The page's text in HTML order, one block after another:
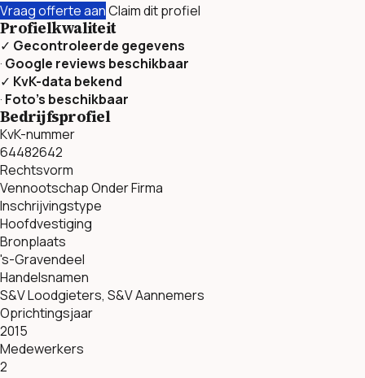
Vraag offerte aanClaim dit profiel
Profielkwaliteit
✓ Gecontroleerde gegevens
· Google reviews beschikbaar
✓ KvK-data bekend
· Foto’s beschikbaar
Bedrijfsprofiel
KvK-nummer
64482642
Rechtsvorm
Vennootschap Onder Firma
Inschrijvingstype
Hoofdvestiging
Bronplaats
's-Gravendeel
Handelsnamen
S&V Loodgieters, S&V Aannemers
Oprichtingsjaar
2015
Medewerkers
2